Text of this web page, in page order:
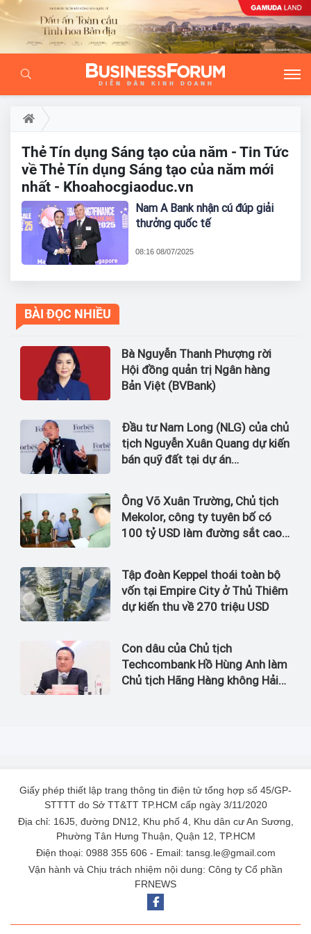
Thẻ Tín dụng Sáng tạo của năm - Tin Tức
về Thẻ Tín dụng Sáng tạo của năm mới
nhất - Khoahocgiaoduc.vn
Nam A Bank nhận cú đúp giải
thưởng quốc tế
08:16 08/07/2025
BÀI ĐỌC NHIỀU
Bà Nguyễn Thanh Phượng rời
Hội đồng quản trị Ngân hàng
Bản Việt (BVBank)
Đầu tư Nam Long (NLG) của chủ
tịch Nguyễn Xuân Quang dự kiến
bán quỹ đất tại dự án
Ông Võ Xuân Trường, Chủ tịch
Mekolor, công ty tuyên bố có
100 tỷ USD làm đường sắt cao
Tập đoàn Keppel thoái toàn bộ
vốn tại Empire City ở Thủ Thiêm
dự kiến thu về 270 triệu USD
Con dâu của Chủ tịch
Techcombank Hồ Hùng Anh làm
Chủ tịch Hãng Hàng không Hải
Giấy phép thiết lập trang thông tin điện tử tổng hợp số 45/GP-
STTTT do Sở TT&TT TP.HCM cấp ngày 3/11/2020
Địa chỉ: 16J5, đường DN12, Khu phố 4, Khu dân cư An Sương,
Phường Tân Hưng Thuận, Quận 12, TP.HCM
Điện thoại: 0988 355 606 - Email: tansg.le@gmail.com
Vận hành và Chịu trách nhiệm nội dung: Công ty Cổ phần
FRNEWS